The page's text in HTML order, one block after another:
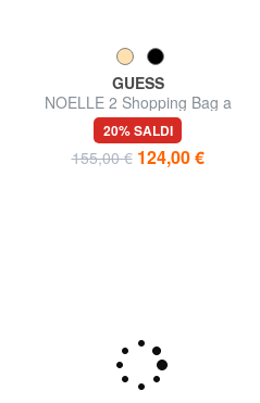
GUESS
NOELLE 2 Shopping Bag a
spalla
20% SALDI
155,00 € 124,00 €